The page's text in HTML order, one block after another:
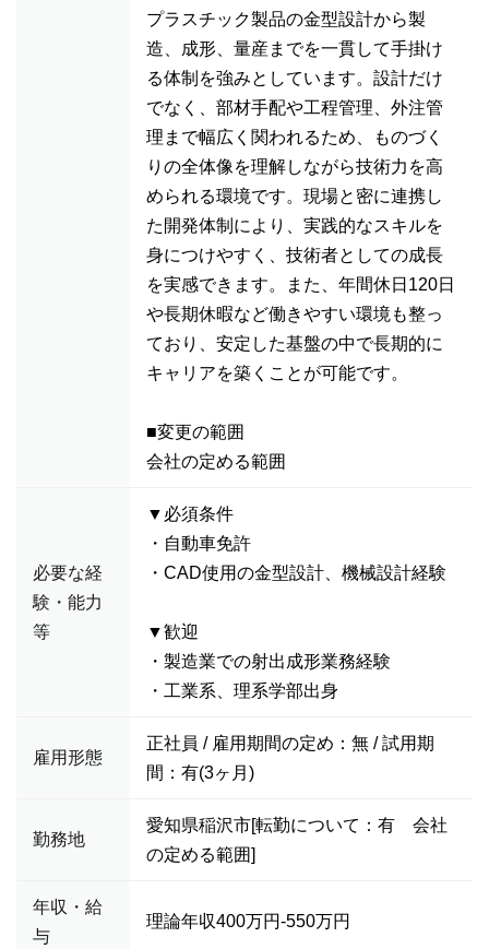
プラスチック製品の金型設計から製
造、成形、量産までを一貫して手掛け
る体制を強みとしています。設計だけ
でなく、部材手配や工程管理、外注管
理まで幅広く関われるため、ものづく
りの全体像を理解しながら技術力を高
められる環境です。現場と密に連携し
た開発体制により、実践的なスキルを
身につけやすく、技術者としての成長
を実感できます。また、年間休日120日
や長期休暇など働きやすい環境も整っ
ており、安定した基盤の中で長期的に
キャリアを築くことが可能です。
■変更の範囲
会社の定める範囲
必要な経
験・能力
等
▼必須条件
・自動車免許
・CAD使用の金型設計、機械設計経験
▼歓迎
・製造業での射出成形業務経験
・工業系、理系学部出身
雇用形態
正社員 / 雇用期間の定め：無 / 試用期
間：有(3ヶ月)
勤務地
愛知県稲沢市[転勤について：有 会社
の定める範囲]
年収・給
与
理論年収400万円-550万円